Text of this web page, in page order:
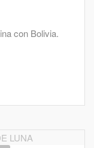
con Bolivia.